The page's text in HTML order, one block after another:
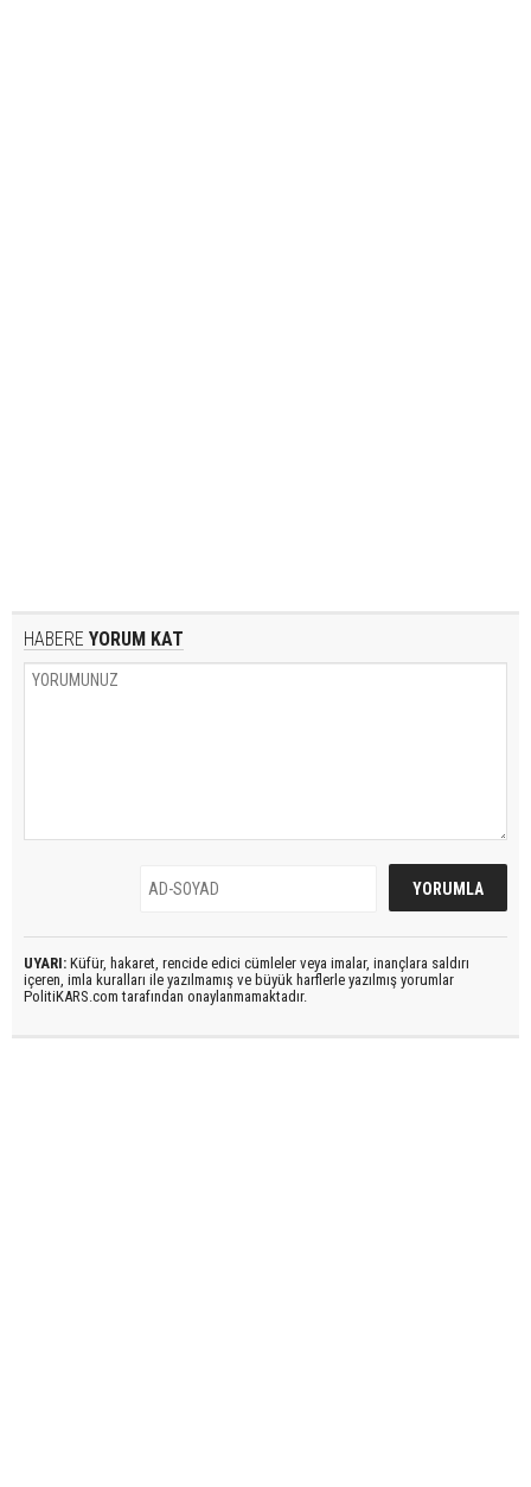
HABERE YORUM KAT
UYARI: Küfür, hakaret, rencide edici cümleler veya imalar, inançlara saldırı
içeren, imla kuralları ile yazılmamış ve büyük harflerle yazılmış yorumlar
PolitiKARS.com tarafından onaylanmamaktadır.